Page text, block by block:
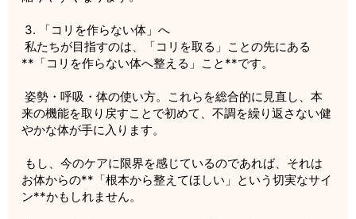
3. 「コリを作らない体」へ
私たちが目指すのは、「コリを取る」ことの先にある
**「コリを作らない体へ整える」こと**です。
姿勢・呼吸・体の使い方。これらを総合的に見直し、本
来の機能を取り戻すことで初めて、不調を繰り返さない健
やかな体が手に入ります。
もし、今のケアに限界を感じているのであれば、それは
お体からの**「根本から整えてほしい」という切実なサイ
ン**かもしれません。